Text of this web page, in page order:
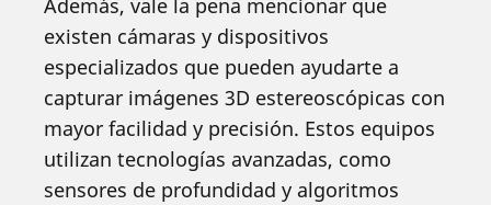
Además, vale la pena mencionar que
existen cámaras y dispositivos
especializados que pueden ayudarte a
capturar imágenes 3D estereoscópicas con
mayor facilidad y precisión. Estos equipos
utilizan tecnologías avanzadas, como
sensores de profundidad y algoritmos